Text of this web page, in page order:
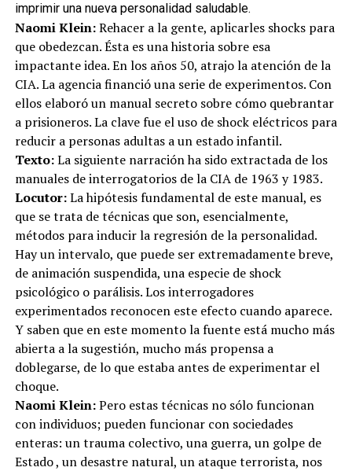
imprimir una nueva personalidad saludable.
Naomi Klein:Rehacer a la gente, aplicarles shocks para
que obedezcan. Ésta es una historia sobre esa
impactante idea. En los años 50, atrajo la atención de la
CIA. La agencia financió una serie de experimentos. Con
ellos elaboró un manual secreto sobre cómo quebrantar
a prisioneros. La clave fue el uso de shock eléctricos para
reducir a personas adultas a un estado infantil.
Texto:La siguiente narración ha sido extractada de los
manuales de interrogatorios de la CIA de 1963 y 1983.
Locutor:La hipótesis fundamental de este manual, es
que se trata de técnicas que son, esencialmente,
métodos para inducir la regresión de la personalidad.
Hay un intervalo, que puede ser extremadamente breve,
de animación suspendida, una especie de shock
psicológico o parálisis. Los interrogadores
experimentados reconocen este efecto cuando aparece.
Y saben que en este momento la fuente está mucho más
abierta a la sugestión, mucho más propensa a
doblegarse, de lo que estaba antes de experimentar el
choque.
Naomi Klein:Pero estas técnicas no sólo funcionan
con individuos; pueden funcionar con sociedades
enteras: un trauma colectivo, una guerra, un golpe de
Estado , un desastre natural, un ataque terrorista, nos